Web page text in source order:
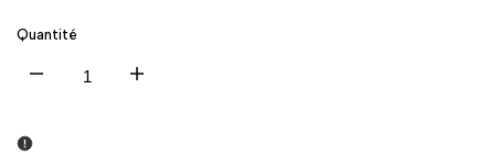
Quantité
Diminuer Augmenter